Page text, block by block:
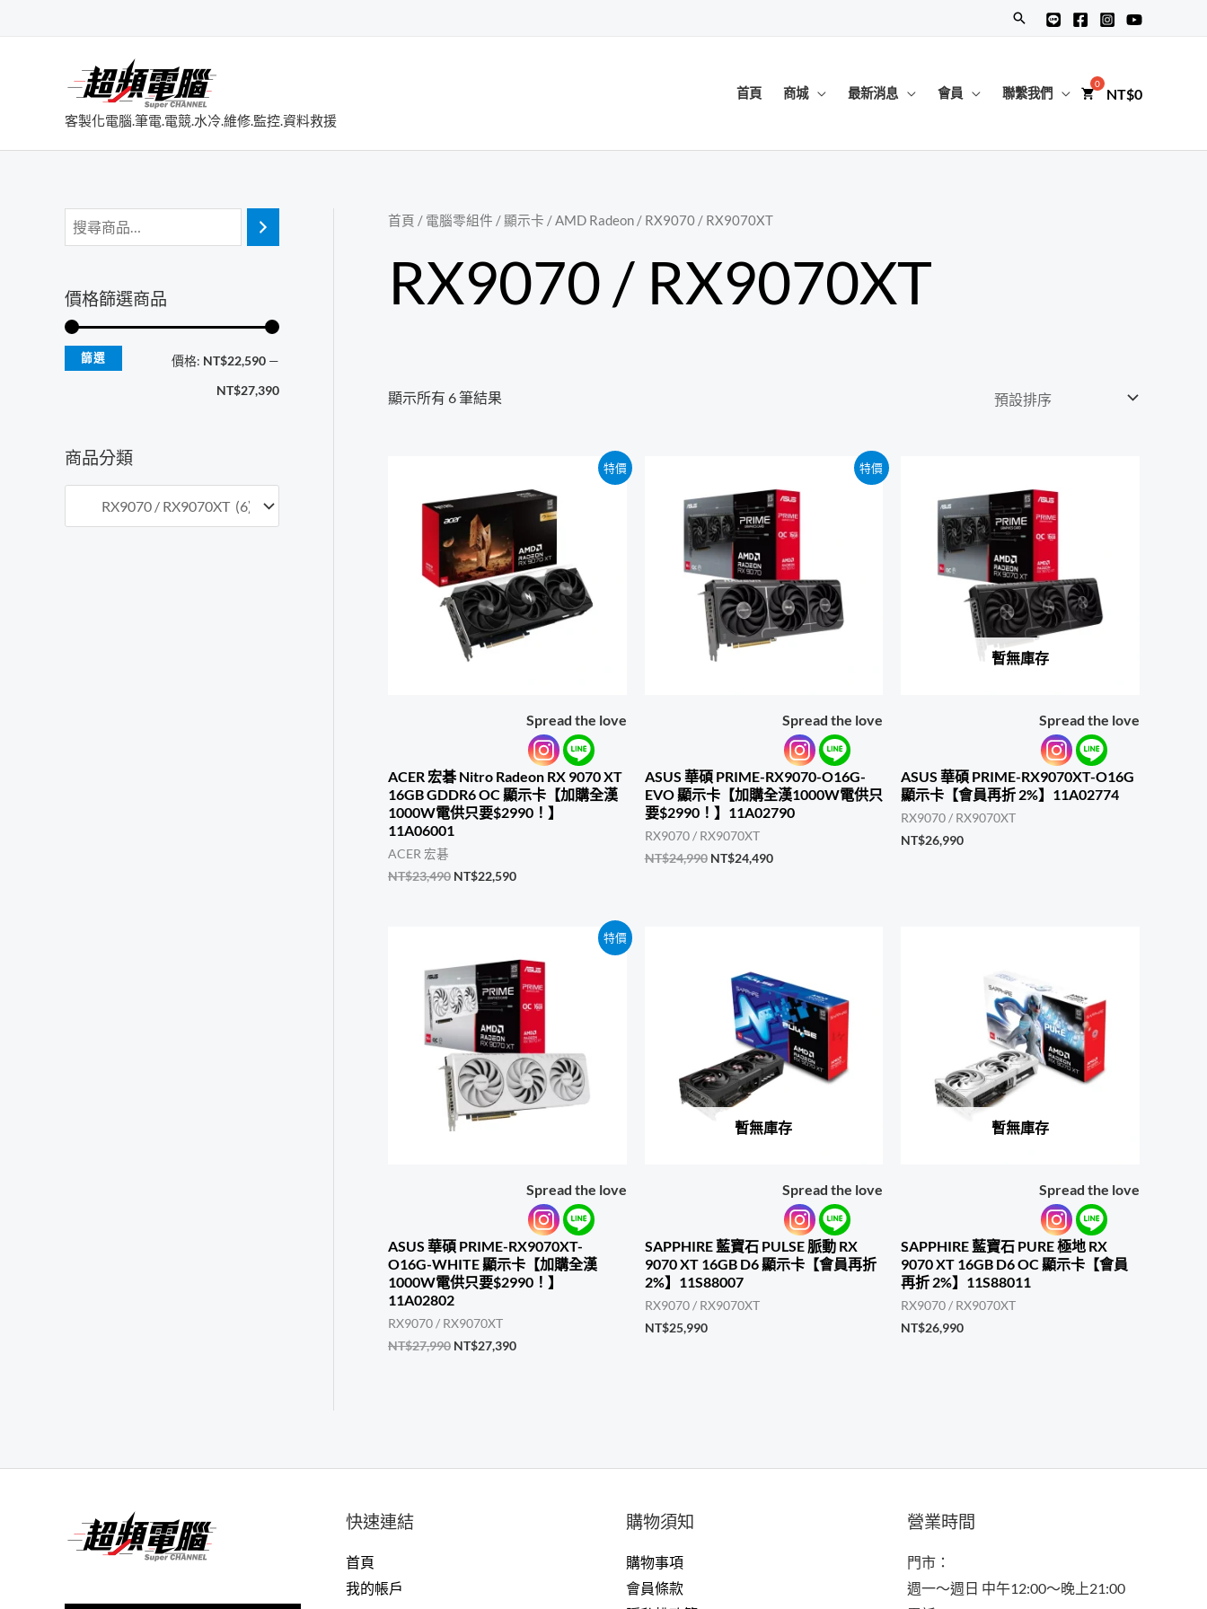
搜
客製化電腦.筆電.電競.水冷.維修.監控.資料救援
首頁 商城 最新消息 會員 聯繫我們 NT$0
價格篩選商品
低
高
篩選 價格: NT$22,590 —
NT$27,390
商品分類
首頁 / 電腦零組件 / 顯示卡 /AMD Radeon / RX9070 / RX9070XT
RX9070 / RX9070XT
顯示所有 6 筆結果
特價
Spread the love
ACER 宏碁 Nitro Radeon RX 9070 XT
16GB GDDR6 OC 顯示卡【加購全漢
1000W電供只要$2990！】
11A06001
ACER 宏碁
NT$23,490 原
NT$22,590目
特價
Spread the love
ASUS 華碩 PRIME-RX9070-O16G-
EVO 顯示卡【加購全漢1000W電供只
要$2990！】11A02790
RX9070 / RX9070XT
NT$24,990 原
NT$24,490目
暫無庫存
Spread the love
ASUS 華碩 PRIME-RX9070XT-O16G
顯示卡【會員再折 2%】11A02774
RX9070 / RX9070XT
NT$26,990
特價
Spread the love
ASUS 華碩 PRIME-RX9070XT-
O16G-WHITE 顯示卡【加購全漢
1000W電供只要$2990！】
11A02802
RX9070 / RX9070XT
NT$27,990 原
NT$27,390目
暫無庫存
Spread the love
SAPPHIRE 藍寶石 PULSE 脈動 RX
9070 XT 16GB D6 顯示卡【會員再折
2%】11S88007
RX9070 / RX9070XT
NT$25,990
暫無庫存
Spread the love
SAPPHIRE 藍寶石 PURE 極地 RX
9070 XT 16GB D6 OC 顯示卡【會員
再折 2%】11S88011
RX9070 / RX9070XT
NT$26,990
快速連結
首頁
我的帳戶
購物須知
購物事項
會員條款
營業時間
門市：
週一～週日 中午12:00～晚上21:00